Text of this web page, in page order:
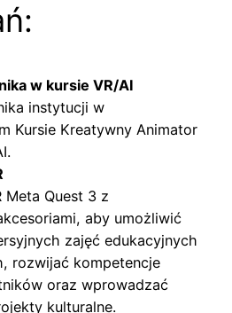
w kursie VR/AI
instytucji w
Kursie Kreatywny Animator
Meta Quest 3 z
aby umożliwić
zajęć edukacyjnych
rozwijać kompetencje
oraz wprowadzać
kulturalne.